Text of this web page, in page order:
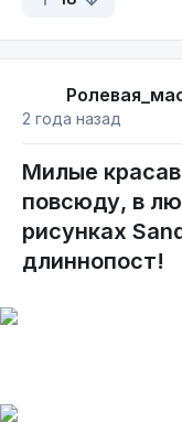
2 года назад
Милые
повсюду, в
рисунках
длиннопост!